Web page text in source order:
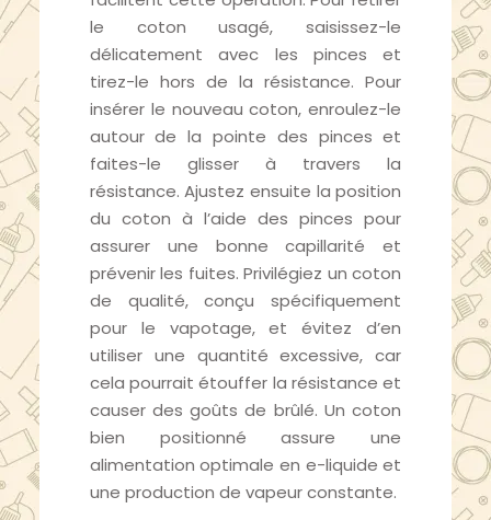
le coton usagé, saisissez-le
délicatement avec les pinces et
tirez-le hors de la résistance. Pour
insérer le nouveau coton, enroulez-le
autour de la pointe des pinces et
faites-le glisser à travers la
résistance. Ajustez ensuite la position
du coton à l’aide des pinces pour
assurer une bonne capillarité et
prévenir les fuites. Privilégiez un coton
de qualité, conçu spécifiquement
pour le vapotage, et évitez d’en
utiliser une quantité excessive, car
cela pourrait étouffer la résistance et
causer des goûts de brûlé. Un coton
bien positionné assure une
alimentation optimale en e-liquide et
une production de vapeur constante.